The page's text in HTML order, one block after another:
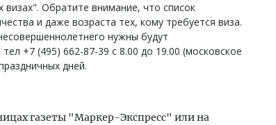
визах". Обратите внимание, что список
и даже возраста тех, кому требуется виза.
нужны будут
+7 (495) 662-87-39 с 8.00 до 19.00 (московское
дней.
газеты "Маркер-Экспресс" или на